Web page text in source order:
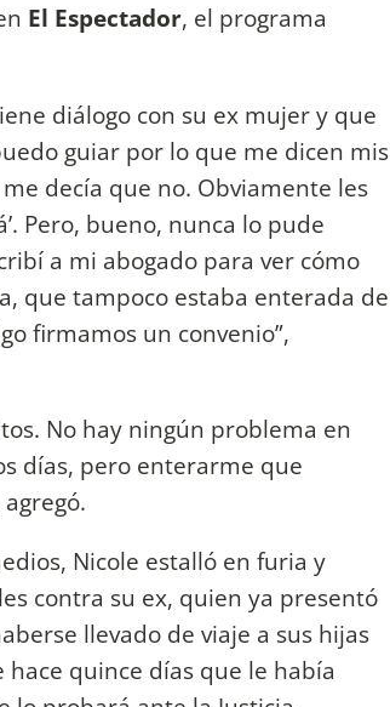
El Espectador, el programa
diálogo con su ex mujer y que
guiar por lo que me dicen mis
decía que no. Obviamente les
Pero, bueno, nunca lo pude
a mi abogado para ver cómo
que tampoco estaba enterada de
firmamos un convenio”,
No hay ningún problema en
días, pero enterarme que
Nicole estalló en furia y
contra su ex, quien ya presentó
llevado de viaje a sus hijas
hace quince días que le había